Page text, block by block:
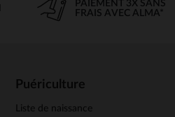
PAIEMENT 3X SANS
FRAIS AVEC ALMA*
Puériculture
Liste de naissance